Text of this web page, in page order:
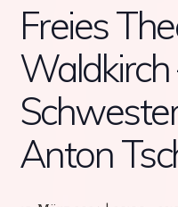
Freies
Waldkirch
Anton